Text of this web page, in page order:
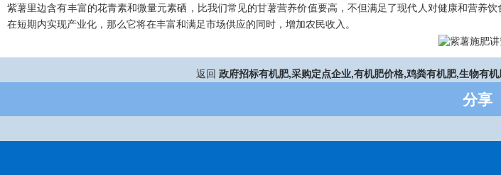
紫薯里边含有丰富的花青素和微量元素硒，比我们常见的甘薯营养价值要高，不但满足了现代人对健康和营养
在短期内实现产业化，那么它将在丰富和满足市场供应的同时，增加农民收入。
返回 政府招标有机肥,采购定点企业,有机肥价格,鸡粪有机肥,生物有
分享